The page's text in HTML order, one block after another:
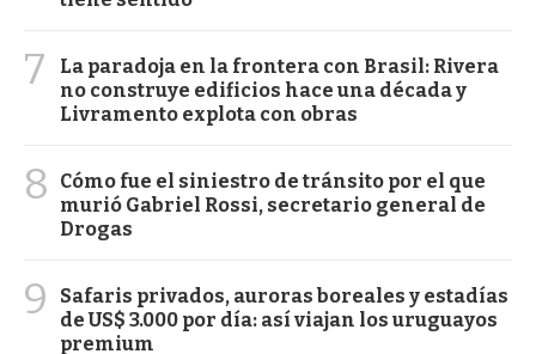
7
La paradoja en la frontera con Brasil: Rivera
no construye edificios hace una década y
Livramento explota con obras
8
Cómo fue el siniestro de tránsito por el que
murió Gabriel Rossi, secretario general de
Drogas
9
Safaris privados, auroras boreales y estadías
de US$ 3.000 por día: así viajan los uruguayos
premium